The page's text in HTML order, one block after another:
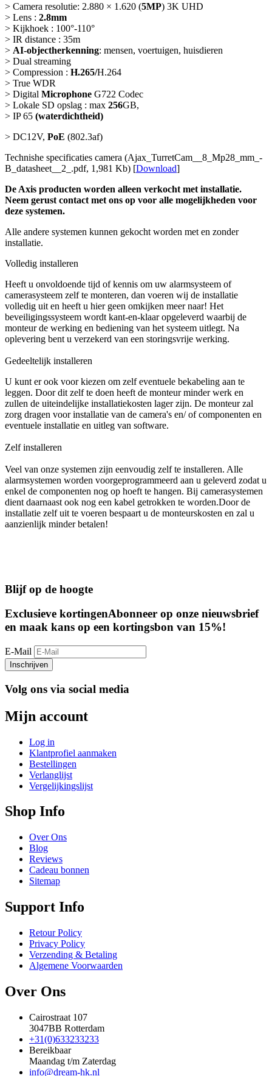
> Camera resolutie: 2.880 × 1.620 (5MP) 3K UHD
> Lens : 2.8mm
> Kijkhoek : 100°-110°
> IR distance : 35m
> AI-objectherkenning: mensen, voertuigen, huisdieren
> Dual streaming
> Compression : H.265/H.264
> True WDR
> Digital Microphone G722 Codec
> Lokale SD opslag : max 256GB,
> IP 65 (waterdichtheid)
> DC12V, PoE (802.3af)
Technishe specificaties camera (Ajax_TurretCam__8_Mp28_mm_-
B_datasheet__2_.pdf, 1,981 Kb) [Download]
De Axis producten worden alleen verkocht met installatie.
Neem gerust contact met ons op voor alle mogelijkheden voor
deze systemen.
Alle andere systemen kunnen gekocht worden met en zonder
installatie.
Volledig installeren
Heeft u onvoldoende tijd of kennis om uw alarmsysteem of
camerasysteem zelf te monteren, dan voeren wij de installatie
volledig uit en heeft u hier geen omkijken meer naar! Het
beveiligingssysteem wordt kant-en-klaar opgeleverd waarbij de
monteur de werking en bediening van het systeem uitlegt. Na
oplevering bent u verzekerd van een storingsvrije werking.
Gedeeltelijk installeren
U kunt er ook voor kiezen om zelf eventuele bekabeling aan te
leggen. Door dit zelf te doen heeft de monteur minder werk en
zullen de uiteindelijke installatiekosten lager zijn. De monteur zal
zorg dragen voor installatie van de camera's en/ of componenten en
eventuele installatie en uitleg van software.
Zelf installeren
Veel van onze systemen zijn eenvoudig zelf te installeren. Alle
alarmsystemen worden voorgeprogrammeerd aan u geleverd zodat u
enkel de componenten nog op hoeft te hangen. Bij camerasystemen
dient daarnaast ook nog een kabel getrokken te worden.Door de
installatie zelf uit te voeren bespaart u de monteurskosten en zal u
aanzienlijk minder betalen!
Blijf op de hoogte
Exclusieve kortingenAbonneer op onze nieuwsbrief
en maak kans op een kortingsbon van 15%!
E-Mail
Inschrijven
Volg ons via social media
Mijn account
Log in
Klantprofiel aanmaken
Bestellingen
Verlanglijst
Vergelijkingslijst
Shop Info
Over Ons
Blog
Reviews
Cadeau bonnen
Sitemap
Support Info
Retour Policy
Privacy Policy
Verzending & Betaling
Algemene Voorwaarden
Over Ons
Cairostraat 107
3047BB Rotterdam
+31(0)633233233
Bereikbaar
Maandag t/m Zaterdag
info@dream-hk.nl